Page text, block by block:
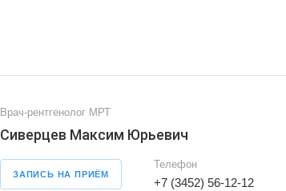
Врач-рентгенолог МРТ
Сиверцев Максим Юрьевич
ЗАПИСЬ НА ПРИЁМ
Телефон
+7 (3452) 56-12-12